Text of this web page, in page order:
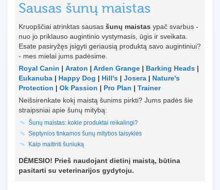
Sausas šunų maistas
Kruopščiai atrinktas sausas šunų maistas ypač svarbus -
nuo jo priklauso augintinio vystymasis, ūgis ir sveikata.
Esate pasiryžęs įsigyti geriausią produktą savo augintiniui?
- mes mielai jums padėsime.
Royal Canin | Araton | Arden Grange | Barking Heads |
Eukanuba | Happy Dog | Hill's | Josera | Nature's
Protection | Ok Passion | Pro Plan | Trainer
Neišsirenkate kokį maistą šunims pirkti? Jums padės šie
straipsniai apie šunų mitybą:
Šunų maistas: kokie produktai reikalingi?
Septynios tinkamos šunų mitybos taisyklės
Kaip maitinti šuniuką
DĖMESIO! Prieš naudojant dietinį maistą, būtina
pasitarti su veterinarijos gydytoju.